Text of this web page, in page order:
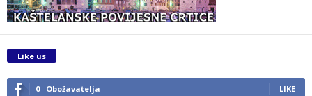
Like us
0 Obožavatelja LIKE